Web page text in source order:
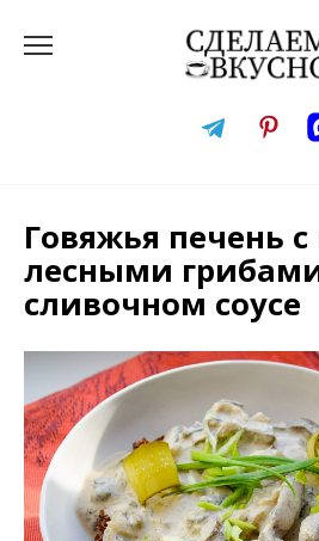
Говяжья печень
лесными
сливочном соусе